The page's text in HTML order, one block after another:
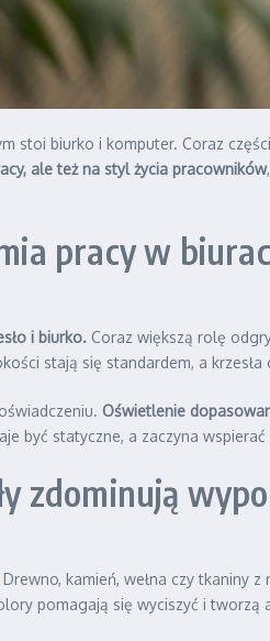
stoi biurko i komputer. Coraz
ale też na styl życia pracowników
pracy w
i biurko. Coraz większą rolę
stają się standardem, a
Oświetlenie
być statyczne, a zaczyna
zdominują
Drewno, kamień, wełna czy tkaniny
pomagają się wyciszyć i tworzą